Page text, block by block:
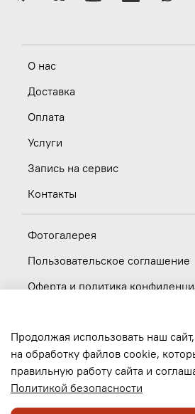
О нас
Доставка
Оплата
Услуги
Запись на сервис
Контакты
Фотогалерея
Пользовательское соглашение
Оферта и политика
Вакансии
Обратная связь
Продолжая использовать наш
на обработку файлов cookie,
правильную работу сайта и
Политикой безопасности